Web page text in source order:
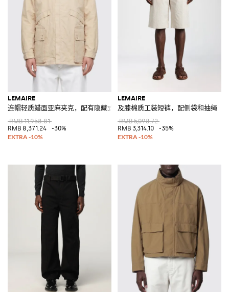
LEMAIRE
连帽轻质蜡面亚麻夹克，配有隐藏式拉链
RMB 11,958.81
RMB 8,371.24
-30%
LEMAIRE
及膝棉质工装短裤，配侧袋和抽绳
RMB 5,098.72
RMB 3,314.10
-35%